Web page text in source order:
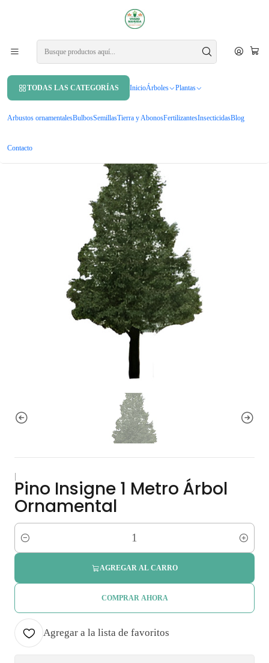
TODAS LAS CATEGORÍAS InicioÁrboles Plantas
Arbustos ornamentalesBulbosSemillasTierra y AbonosFertilizantesInsecticidasBlog
Contacto
APROVECHA UN 10% DE DCTO. EN TU PRIMERA COMPRA USANDO
Inicio Árboles
Pino Insigne 1 Metro Árbol Ornamental
Pino Insigne 1 Metro Árbol
Ornamental
Cantidad
AGREGAR AL CARRO
COMPRAR AHORA
Agregar a la lista de favoritos